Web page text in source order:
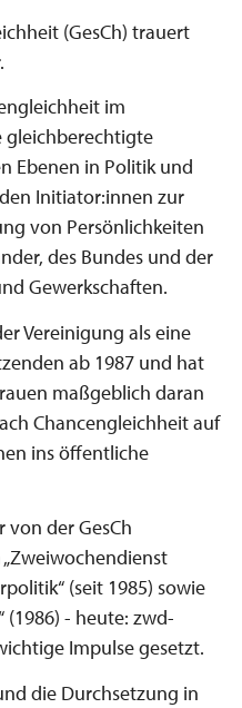
(GesCh) trauert
im
gleichberechtigte
Ebenen in Politik und
Initiator:innen zur
von Persönlichkeiten
des Bundes und der
Gewerkschaften.
Vereinigung als eine
ab 1987 und hat
maßgeblich daran
Chancengleichheit auf
ins öffentliche
von der GesCh
(seit 1985) sowie
(1986) - heute: zwd-
Impulse gesetzt.
die Durchsetzung in